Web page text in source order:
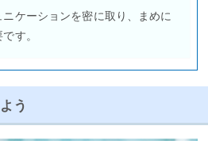
ケーションを密に取り、まめに
す。
う